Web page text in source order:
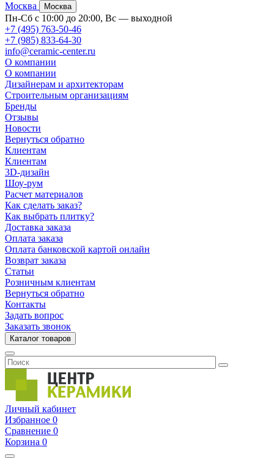
Москва
Москва
Пн-Сб с 10:00 до 20:00, Вс — выходной
+7 (495) 763-50-46
+7 (985) 833-64-30
info@ceramic-center.ru
О компании
О компании
Дизайнерам и архитекторам
Строительным организациям
Бренды
Отзывы
Новости
Вернуться обратно
Клиентам
Клиентам
3D-дизайн
Шоу-рум
Расчет материалов
Как сделать заказ?
Как выбрать плитку?
Доставка заказа
Оплата заказа
Оплата банковской картой онлайн
Возврат заказа
Статьи
Розничным клиентам
Вернуться обратно
Контакты
Задать вопрос
Заказать звонок
Каталог товаров
Личный кабинет
Избранное 0
Сравнение 0
Корзина 0